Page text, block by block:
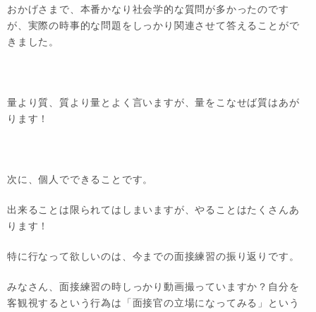
おかげさまで、本番かなり社会学的な質問が多かったのです
が、実際の時事的な問題をしっかり関連させて答えることがで
きました。
量より質、質より量とよく言いますが、量をこなせば質はあが
ります！
次に、個人でできることです。
出来ることは限られてはしまいますが、やることはたくさんあ
ります！
特に行なって欲しいのは、今までの面接練習の振り返りです。
みなさん、面接練習の時しっかり動画撮っていますか？自分を
客観視するという行為は「面接官の立場になってみる」という